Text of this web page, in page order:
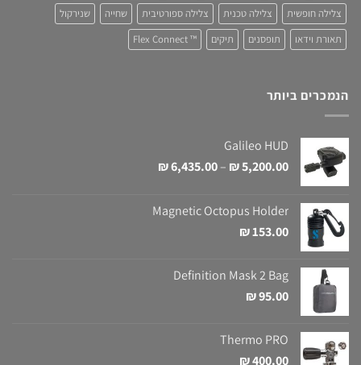
צלילה חופשית
צלילה טכנית צלילה ספורטיבית שחייה
שנירקול
תאורת וידאו
תופסנים תיקים ™ Flex Connect
הנמכרים ביותר
Galileo HUD
₪5,200.00
–
₪6,435.00
עד
Magnetic Octopus Holder
₪153.00
Definition Mask 2 Bag
₪95.00
Thermo PRO
₪400.00